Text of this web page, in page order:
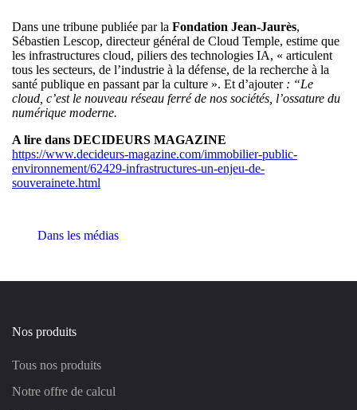
Dans une tribune publiée par la Fondation Jean-Jaurès,
Sébastien Lescop, directeur général de Cloud Temple, estime que
les infrastructures cloud, piliers des technologies IA, « articulent
tous les secteurs, de l’industrie à la défense, de la recherche à la
santé publique en passant par la culture ». Et d’ajouter : “Le
cloud, c’est le nouveau réseau ferré de nos sociétés, l’ossature du
numérique moderne.
A lire dans DECIDEURS MAGAZINE
https://www.decideurs-magazine.com/immobilier-public-
environnement/62429-infrastructures-un-enjeu-de-
souverainete.html
Dans les médias
Nos produits
Tous nos produits
Notre offre de calcul